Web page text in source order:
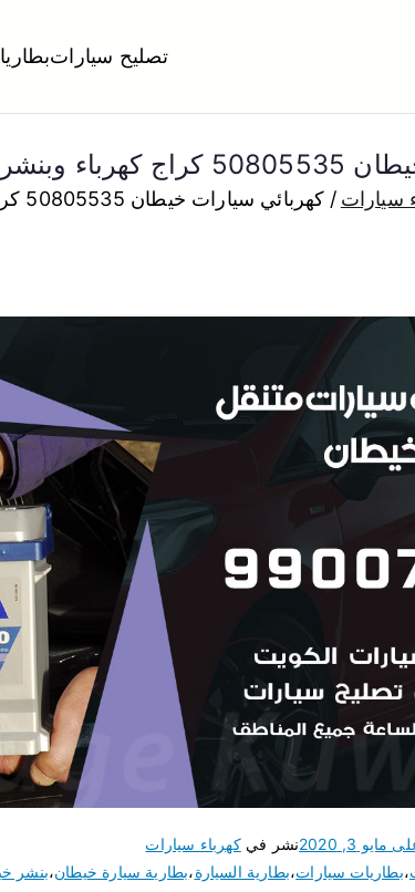
متنقل الكويت
الكويت كهرباء وبنشر تبديل تواير تواير اطارات
تصليح سيارات
متنقل خيطان
سيارات كهربائي سيارات خيطان 50805535 كراج كهرباء وبنشر متنقل خيطان
مايو 3, 2020 نشر فيكهرباء سيارات
،بطاريات سيارات،بطارية السيارة،بطارية سيارة خيطان،بنشر